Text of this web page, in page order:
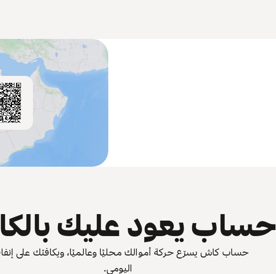
حساب يعود عليك
حساب كاش يسرّع حركة أموالك محليًا وعالميًا، ويكافئك على
اليومي.